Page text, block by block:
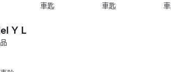
車匙
車匙
Y L